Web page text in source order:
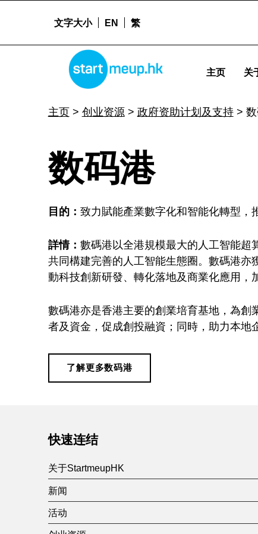
数码港 -
STARTMEUPHK
主页 关
文字大小 EN 繁
主页> 创业资源> 政府资助计划及支持>
数
码
港
数码港
目的： 致力賦能產業數字化和智能化轉型，
詳情： 數碼港以全港規模最大的人工智能超
共同構建完善的人工智能生態圈。數碼港
動科技創新研發、轉化落地及商業化應用，
數碼港亦是香港主要的創業培育基地，為
者及資金，促成創投融資；同時，助力本地
了解更多数码港
Skip back to main navigation
快速连结
关于StartmeupHK
新闻
活动